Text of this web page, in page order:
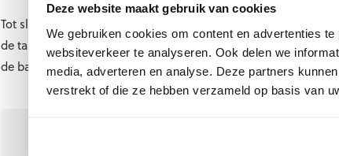
Deze website maakt gebruik van cookies
We gebruiken cookies om content en advertenties
websiteverkeer te analyseren. Ook delen we
media, adverteren en analyse. Deze partners
verstrekt of die ze hebben verzameld op basis van
Tot slot kunnen er nog voorzetten worden geoefend. Laat de
de taak aan de keeper om de ballen te vangen. Daarnaast
de bal probeert af te werken. Zo kan de keeper echte situaties